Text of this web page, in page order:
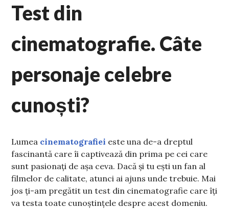
Test din
cinematografie. Câte
personaje celebre
cunoști?
Lumea cinematografiei este una de-a dreptul
fascinantă care îi captivează din prima pe cei care
sunt pasionați de așa ceva. Dacă și tu ești un fan al
filmelor de calitate, atunci ai ajuns unde trebuie. Mai
jos ți-am pregătit un test din cinematografie care îți
va testa toate cunoștințele despre acest domeniu.